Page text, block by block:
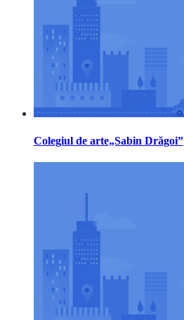
Colegiul de arte„Sabin Drăgoi”